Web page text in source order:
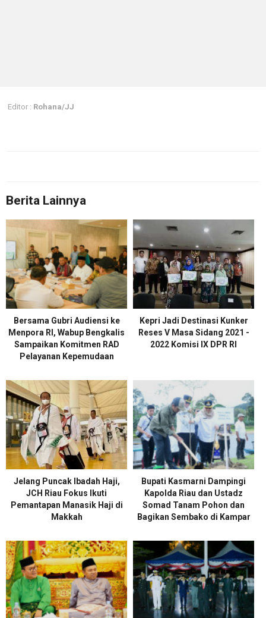
Editor : Rohana/JJ
Berita Lainnya
Bersama Gubri Audiensi ke
Menpora RI, Wabup Bengkalis
Sampaikan Komitmen RAD
Pelayanan Kepemudaan
Kepri Jadi Destinasi Kunker
Reses V Masa Sidang 2021 -
2022 Komisi IX DPR RI
Jelang Puncak Ibadah Haji,
JCH Riau Fokus Ikuti
Pemantapan Manasik Haji di
Makkah
Bupati Kasmarni Dampingi
Kapolda Riau dan Ustadz
Somad Tanam Pohon dan
Bagikan Sembako di Kampar